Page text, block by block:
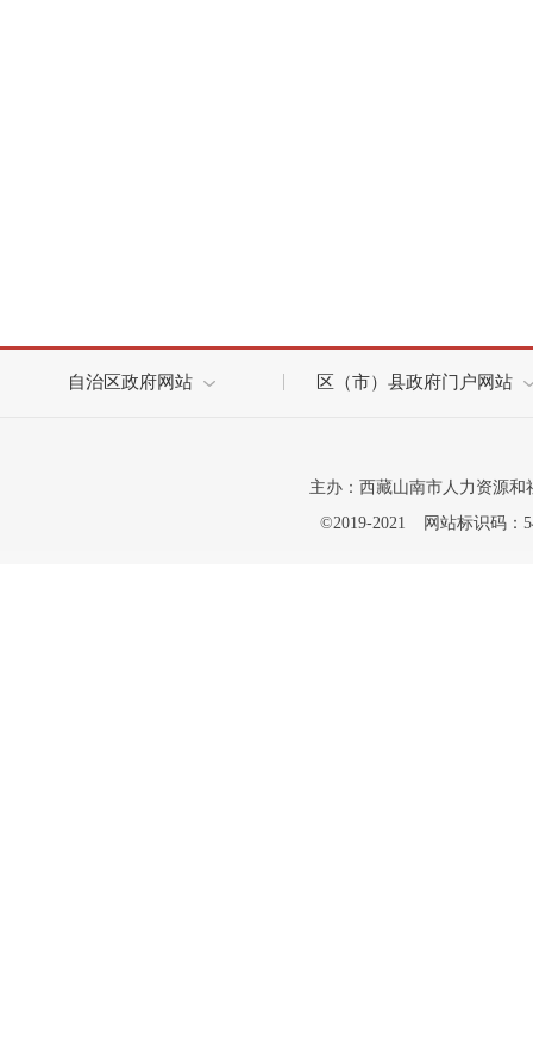
自治区政府网站 区（市）县政府门户网站
主办：西藏山南市人力资源和
©2019-2021
网站标识码：